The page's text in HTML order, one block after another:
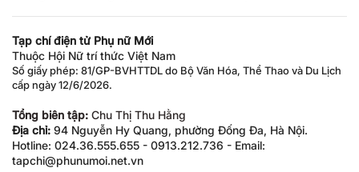
Tạp chí điện tử Phụ nữ Mới
Thuộc Hội Nữ trí thức Việt Nam
Số giấy phép: 81/GP-BVHTTDL do Bộ Văn Hóa, Thể Thao và Du Lịch
cấp ngày 12/6/2026.
Tổng biên tập: Chu Thị Thu Hằng
Địa chỉ: 94 Nguyễn Hy Quang, phường Đống Đa, Hà Nội.
Hotline: 024.36.555.655 - 0913.212.736 - Email:
tapchi@phunumoi.net.vn